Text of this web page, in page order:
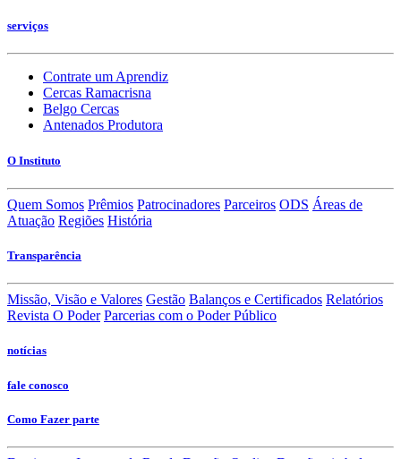
serviços
Contrate um Aprendiz
Cercas Ramacrisna
Belgo Cercas
Antenados Produtora
O Instituto
Quem Somos Prêmios Patrocinadores Parceiros ODS Áreas de
Atuação Regiões História
Transparência
Missão, Visão e Valores Gestão Balanços e Certificados Relatórios
Revista O Poder Parcerias com o Poder Público
notícias
fale conosco
Como Fazer parte